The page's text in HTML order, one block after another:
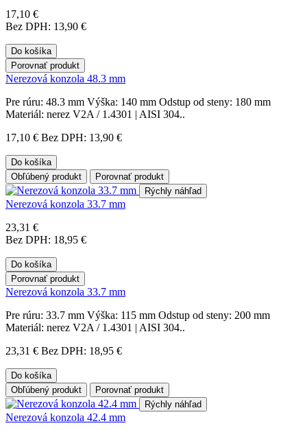
17,10 €
Bez DPH: 13,90 €
Do košíka
Porovnať produkt
Nerezová konzola 48.3 mm
Pre rúru: 48.3 mm Výška: 140 mm Odstup od steny: 180 mm
Materiál: nerez V2A / 1.4301 | AISI 304..
17,10 € Bez DPH: 13,90 €
Do košíka
Obľúbený produkt
Porovnať produkt
Rýchly náhľad
Nerezová konzola 33.7 mm
23,31 €
Bez DPH: 18,95 €
Do košíka
Porovnať produkt
Nerezová konzola 33.7 mm
Pre rúru: 33.7 mm Výška: 115 mm Odstup od steny: 200 mm
Materiál: nerez V2A / 1.4301 | AISI 304..
23,31 € Bez DPH: 18,95 €
Do košíka
Obľúbený produkt
Porovnať produkt
Rýchly náhľad
Nerezová konzola 42.4 mm